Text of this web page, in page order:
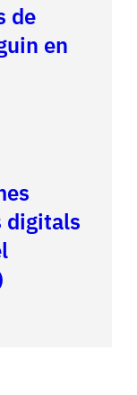
de
en
digitals